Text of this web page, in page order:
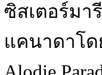
ซิสเตอร์มา
แคนาดาโด